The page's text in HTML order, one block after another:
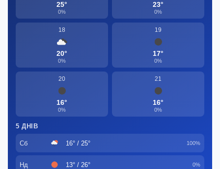
25°
0%
23°
0%
18
20°
0%
19
17°
0%
20
16°
0%
21
16°
0%
5 ДНІВ
Сб 16° / 25° 100%
Нд 13° / 26° 0%